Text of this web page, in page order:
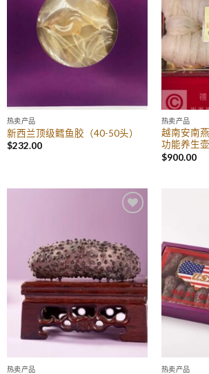
热卖产品
新西兰顶级鳕鱼胶（40-50头）
$232.00
热卖产品
越南安南
功能养生壶
$900.00
热卖产品 热卖产品